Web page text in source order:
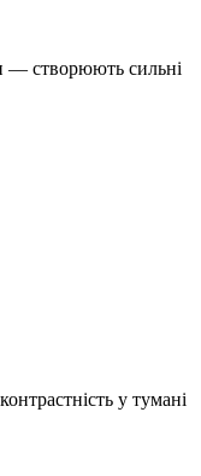
— створюють сильні
у тумані